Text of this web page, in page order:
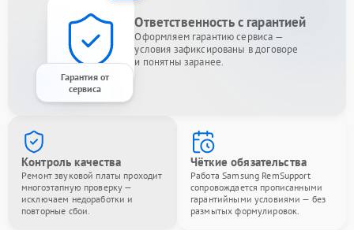
Гарантия от
сервиса
Ответственность с гарантией
Оформляем гарантию сервиса —
условия зафиксированы в договоре
и понятны заранее.
Контроль качества
Ремонт звуковой платы проходит
многоэтапную проверку —
исключаем недоработки и
повторные сбои.
Чёткие обязательства
Работа Samsung RemSupport
сопровождается прописанными
гарантийными условиями — без
размытых формулировок.